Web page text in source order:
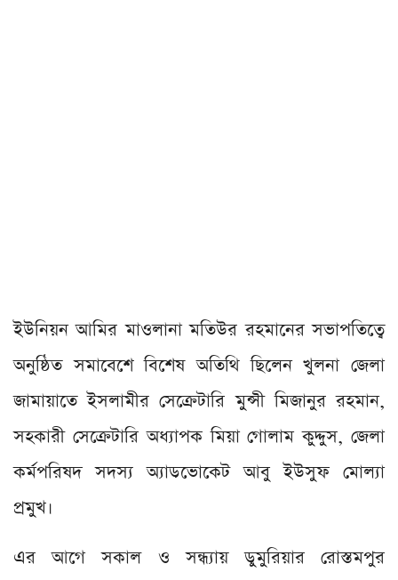
ইউনিয়ন আমির মাওলানা মতিউর রহমানের সভাপতিত্বে
অনুষ্ঠিত সমাবেশে বিশেষ অতিথি ছিলেন খুলনা জেলা
জামায়াতে ইসলামীর সেক্রেটারি মুন্সী মিজানুর রহমান,
সহকারী সেক্রেটারি অধ্যাপক মিয়া গোলাম কুদ্দুস, জেলা
কর্মপরিষদ সদস্য অ্যাডভোকেট আবু ইউসুফ মোল্যা
প্রমুখ।
এর আগে সকাল ও সন্ধ্যায় ডুমুরিয়ার রোস্তমপুর